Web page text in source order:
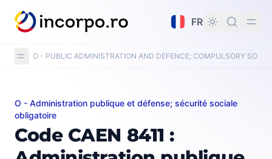
principal
FR
O - PUBLIC ADMINISTRATION AND DEFENCE; COMPULSORY
Code CAEN 8411 : Administration publique générale
O - Administration publique et défense; sécurité sociale
obligatoire
Code CAEN 8411 :